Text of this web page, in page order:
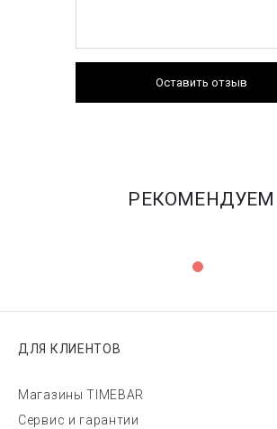
Оставить отзыв
РЕКОМЕНДУЕМ
ДЛЯ КЛИЕНТОВ
Магазины TIMEBAR
Сервис и гарантии